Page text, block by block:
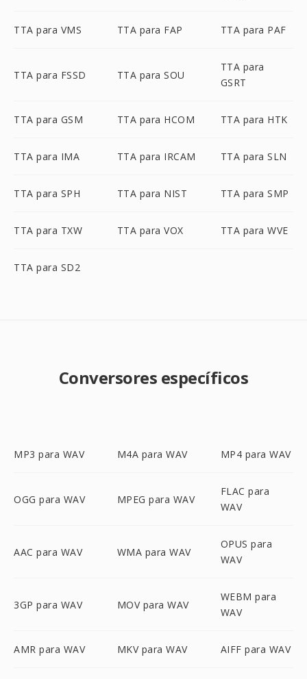
TTA para VMS TTA para FAP TTA para PAF
TTA para FSSD TTA para SOU
TTA para
GSRT
TTA para GSM TTA para HCOM TTA para HTK
TTA para IMA TTA para IRCAM TTA para SLN
TTA para SPH TTA para NIST TTA para SMP
TTA para TXW TTA para VOX TTA para WVE
TTA para SD2
Conversores específicos
MP3 para WAV M4A para WAV MP4 para WAV
OGG para WAV MPEG para WAV
FLAC para
WAV
AAC para WAV WMA para WAV
OPUS para
WAV
3GP para WAV MOV para WAV
WEBM para
WAV
AMR para WAV MKV para WAV AIFF para WAV